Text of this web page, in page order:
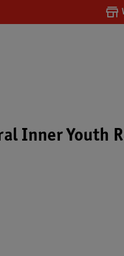
Inner Youth